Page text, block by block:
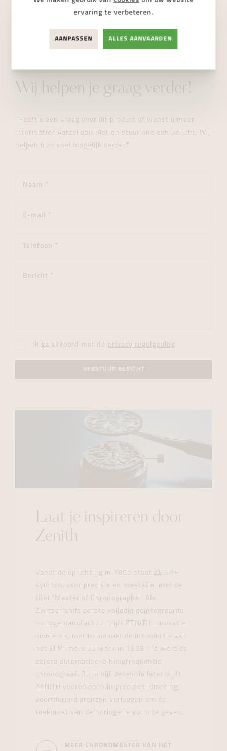
Wij helpen je graag verder!
"Heeft u een vraag over dit product of wenst u meer
informatie? Aarzel dan niet en stuur ons een bericht. Wij
helpen u zo snel mogelijk verder."
Ik ga akkoord met de privacy regelgeving
VERSTUUR BERICHT
Laat je inspireren door
Zenith
Vanaf de oprichting in 1865 staat ZENITH
symbool voor precisie en prestatie, met de
titel "Master of Chronographs". Als
Zwitserlands eerste volledig geïntegreerde
horlogemanufactuur blijft ZENITH innovatie
pionieren, met name met de introductie van
het El Primero uurwerk in 1969 - 's werelds
eerste automatische hoogfrequentie
chronograaf. Ruim vijf decennia later blijft
ZENITH vooroplopen in precisietijdmeting,
voortdurend grenzen verleggen om de
toekomst van de horlogerie vorm te geven.
MEER CHRONOMASTER VAN HET
ervaring te verbeteren.
AANPASSEN ALLES AANVAARDEN